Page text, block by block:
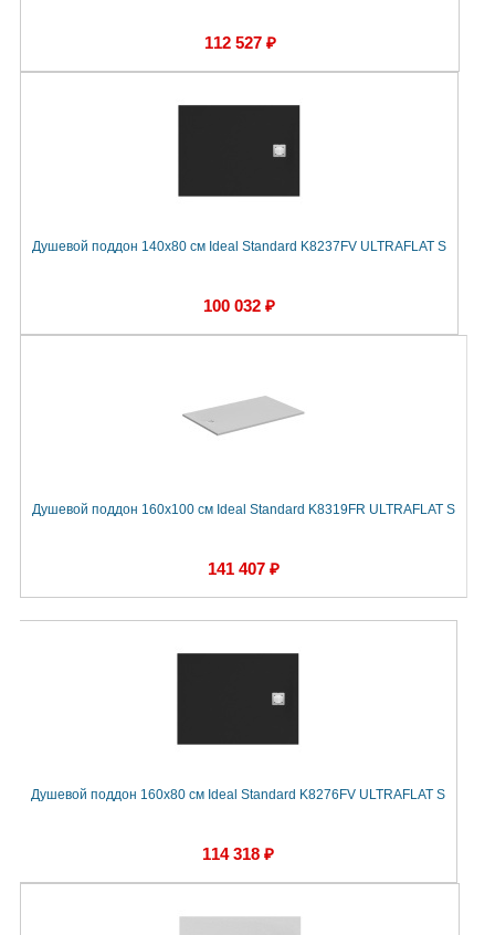
112 527 ₽
Душевой поддон 140х80 см Ideal Standard K8237FV ULTRAFLAT S
100 032 ₽
Душевой поддон 160х100 см Ideal Standard K8319FR ULTRAFLAT S
141 407 ₽
Душевой поддон 160х80 см Ideal Standard K8276FV ULTRAFLAT S
114 318 ₽